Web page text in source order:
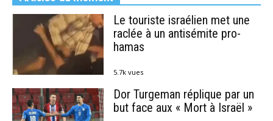
Le touriste israélien met une
raclée à un antisémite pro-
hamas
5.7k vues
Dor Turgeman réplique par un
but face aux « Mort à Israël »